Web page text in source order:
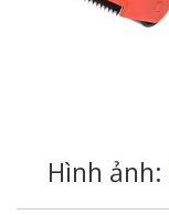
Hình ảnh: